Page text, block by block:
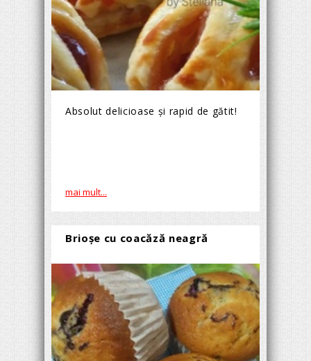
Absolut delicioase și rapid de gătit!
mai mult...
Brioșe cu coacăză neagră